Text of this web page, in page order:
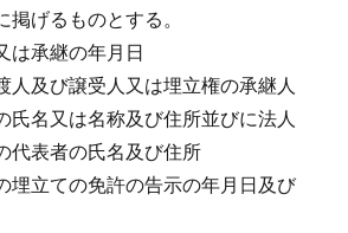
げるものとする。
は承継の年月日
人及び譲受人又は埋立権の承継人
氏名又は名称及び住所並びに法人
代表者の氏名及び住所
埋立ての免許の告示の年月日及び